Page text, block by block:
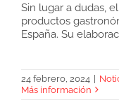
Jamón
Sin lugar a dudas,
productos
España. Su
24 febrero, 2024
Más información